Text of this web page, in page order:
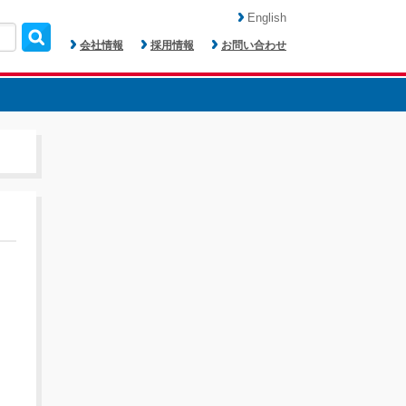
会社情報 採用情報 お問い合わせ
English